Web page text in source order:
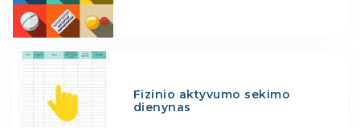
Fizinio aktyvumo sekimo
dienynas